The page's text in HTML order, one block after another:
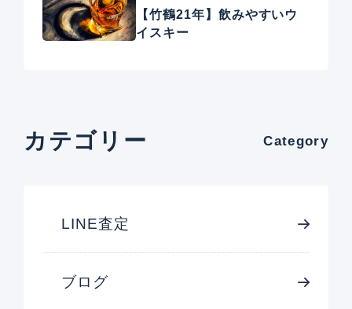
【竹鶴21年】飲みやすいウ
イスキー
カテゴリー Category
LINE査定
ブログ